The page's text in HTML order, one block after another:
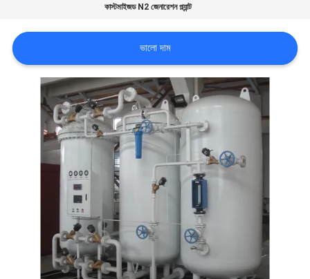
খবর
উদ্ধৃতি
NEWS
কাস্টমাইজড N2 জেনারেশন প্ল্যান্ট
ভালো দাম